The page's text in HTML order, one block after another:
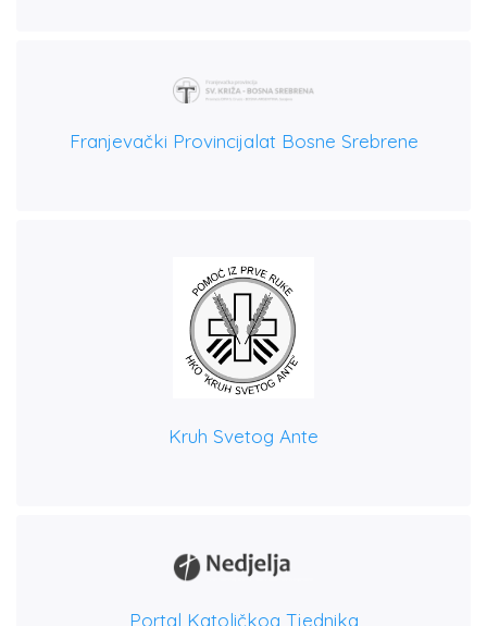
Franjevački Provincijalat Bosne Srebrene
Kruh Svetog Ante
Portal Katoličkog Tjednika